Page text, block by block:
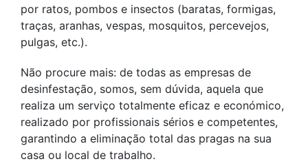
por ratos, pombos e insectos (baratas, formigas,
traças, aranhas, vespas, mosquitos, percevejos,
pulgas, etc.).
Não procure mais: de todas as empresas de
desinfestação, somos, sem dúvida, aquela que
realiza um serviço totalmente eficaz e económico,
realizado por profissionais sérios e competentes,
garantindo a eliminação total das pragas na sua
casa ou local de trabalho.